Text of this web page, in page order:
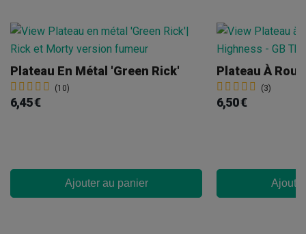
Plateau En Métal 'Green Rick'
(10)
6,45 €
Ajouter au panier
(3)
6,50 €